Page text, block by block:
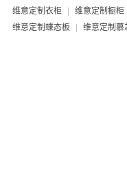
维意定制衣柜
| 维意定制橱柜
维意定制蝶态板
| 维意定制慕